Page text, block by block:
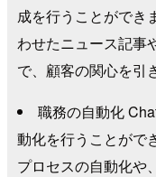
成を行うことができ
わせたニュース記事
で、顧客の関心を引
職務の自動化
動化を行うことがで
プロセスの自動化や